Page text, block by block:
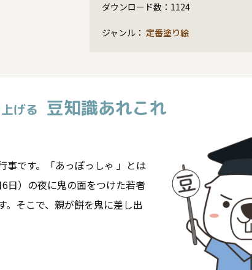
ダウンロード数： 1124
ジャンル： 定番塗り絵
げる 豆知識あれこれ
事です。「あっぽっしゃ 」とは
日）の夜に鬼の面をつけた若者
。そこで、親が餅を鬼に差し出